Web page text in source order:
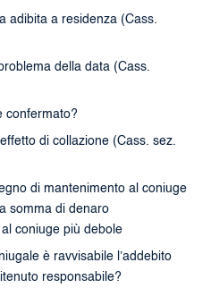
adibita a residenza (Cass.
della data (Cass.
confermato?
di collazione (Cass. sez.
di mantenimento al coniuge
somma di denaro
coniuge più debole
è ravvisabile l’addebito
responsabile?